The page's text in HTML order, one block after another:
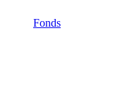
Fonds